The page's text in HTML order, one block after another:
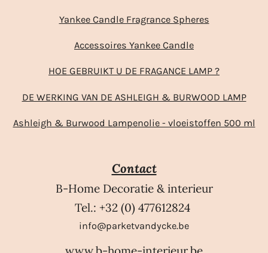
Yankee Candle Fragrance Spheres
Accessoires Yankee Candle
HOE GEBRUIKT U DE FRAGANCE LAMP ?
DE WERKING VAN DE ASHLEIGH & BURWOOD LAMP
Ashleigh & Burwood Lampenolie - vloeistoffen 500 ml
Contact
B-Home Decoratie & interieur
Tel.: +32 (0) 477612824
info@parketvandycke.be